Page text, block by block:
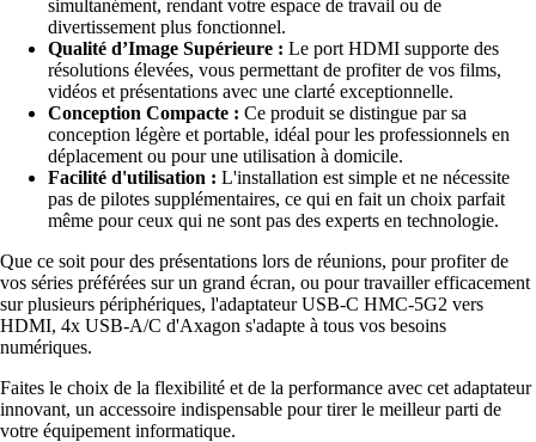
simultanément, rendant votre espace de travail ou de
divertissement plus fonctionnel.
Qualité d’Image Supérieure : Le port HDMI supporte des
résolutions élevées, vous permettant de profiter de vos films,
vidéos et présentations avec une clarté exceptionnelle.
Conception Compacte : Ce produit se distingue par sa
conception légère et portable, idéal pour les professionnels en
déplacement ou pour une utilisation à domicile.
Facilité d'utilisation : L'installation est simple et ne nécessite
pas de pilotes supplémentaires, ce qui en fait un choix parfait
même pour ceux qui ne sont pas des experts en technologie.
Que ce soit pour des présentations lors de réunions, pour profiter de
vos séries préférées sur un grand écran, ou pour travailler efficacement
sur plusieurs périphériques, l'adaptateur USB-C HMC-5G2 vers
HDMI, 4x USB-A/C d'Axagon s'adapte à tous vos besoins
numériques.
Faites le choix de la flexibilité et de la performance avec cet adaptateur
innovant, un accessoire indispensable pour tirer le meilleur parti de
votre équipement informatique.